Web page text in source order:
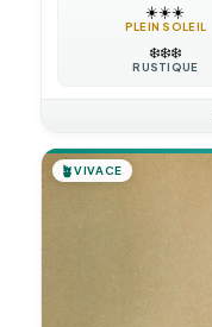
☀️☀️☀️
PLEIN SOLEIL
❄️❄️❄️
RUSTIQUE
🪴VIVACE